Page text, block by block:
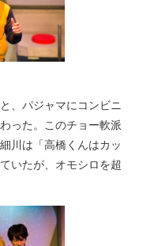
、パジャマにコンビニ
った。このチョー軟派
川は「高橋くんはカッ
いたが、オモシロを超